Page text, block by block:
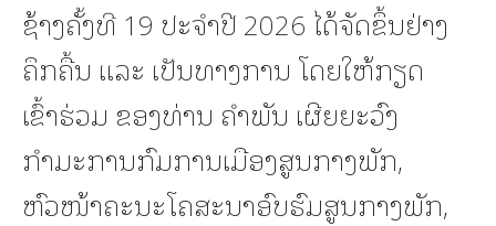
ຊ້າງຄັ້ງທີ 19 ປະຈໍາປີ 2026 ໄດ້ຈັດຂຶ້ນຢ່າງ
ຄຶກຄື້ນ ແລະ ເປັນທາງການ ໂດຍໃຫ້ກຽດ
ເຂົ້າຮ່ວມ ຂອງທ່ານ ຄໍາພັນ ເຜີຍຍະວົງ
ກຳມະການກົມການເມືອງສູນກາງພັກ,
ຫົວໜ້າຄະນະໂຄສະນາອົບຮົມສູນກາງພັກ,